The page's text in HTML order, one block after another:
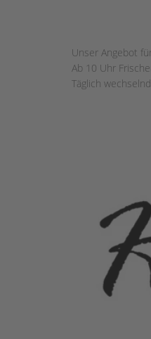
Unser Angebot
Ab 10 Uhr
Täglich